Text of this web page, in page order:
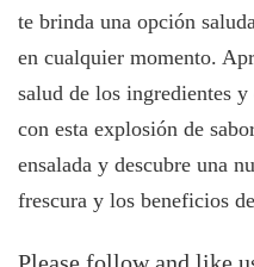
te brinda una opción
en cualquier momento.
salud de los ingredientes
con esta explosión de
ensalada y descubre una
frescura y los beneficios